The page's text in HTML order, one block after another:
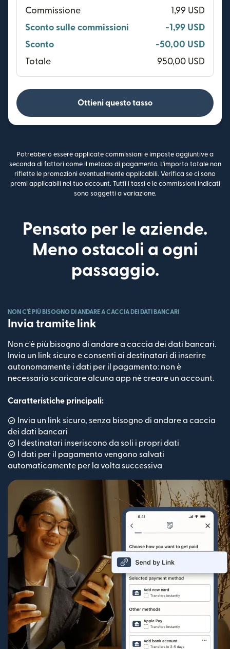
Commissione
1,99 USD
Sconto sulle commissioni
-1,99 USD
Sconto
-50,00 USD
Totale
950,00 USD
Ottieni questo tasso
Potrebbero essere applicate commissioni e imposte aggiuntive a
seconda di fattori come il metodo di pagamento. L'importo totale non
riflette le promozioni eventualmente applicabili. Verifica se ci sono
premi applicabili nel tuo account. Tutti i tassi e le commissioni indicati
sono soggetti a variazione.
Pensato per le aziende.
Meno ostacoli a ogni
passaggio.
NON C'È PIÙ BISOGNO DI ANDARE A CACCIA DEI DATI BANCARI
Invia tramite link
Non c'è più bisogno di andare a caccia dei dati bancari.
Invia un link sicuro e consenti ai destinatari di inserire
autonomamente i dati per il pagamento: non è
necessario scaricare alcuna app né creare un account.
Caratteristiche principali:
Invia un link sicuro, senza bisogno di andare a caccia
dei dati bancari
I destinatari inseriscono da soli i propri dati
I dati per il pagamento vengono salvati
automaticamente per la volta successiva